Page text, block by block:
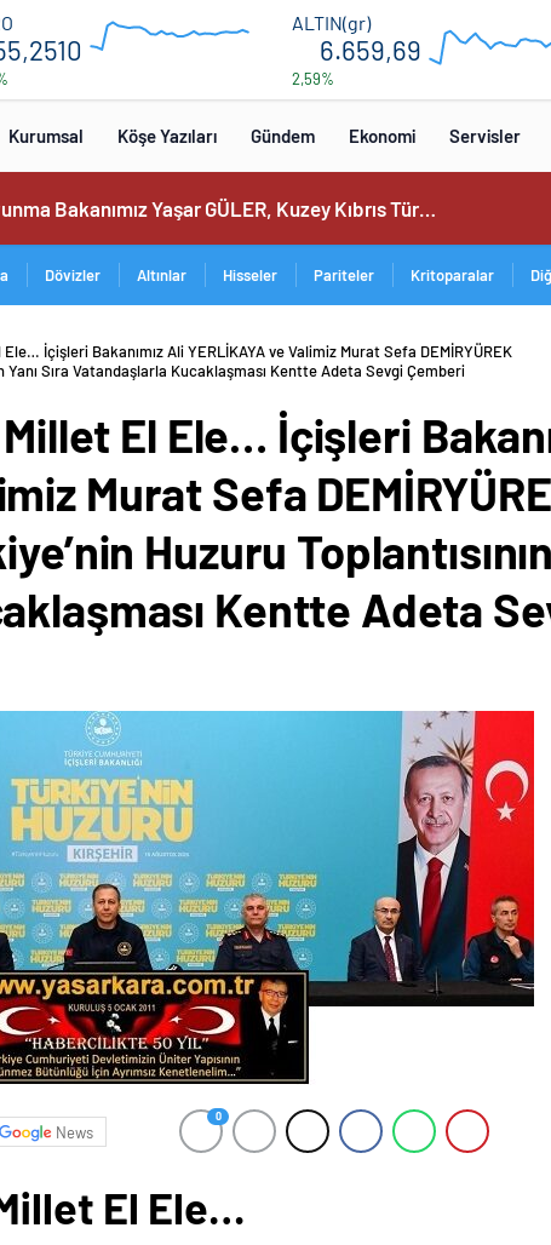
12:00 16:00
ALTIN(gr)
6.659,69
2,59%
12:00
Kurumsal Köşe Yazıları Gündem Ekonomi Servisler
Millî Savunma Bakanımız Yaşar GÜLER, Kuzey Kıbrıs Türk Cumhuriyeti Dışişleri Bakanı Tahsin Ertuğruloğlu ile Bir Araya Geldi…
Dövizler Altınlar Hisseler Pariteler Kritoparalar
Ele… İçişleri Bakanımız Ali YERLİKAYA ve Valimiz Murat Sefa DEMİRYÜREK
Yanı Sıra Vatandaşlarla Kucaklaşması Kentte Adeta Sevgi Çemberi
El Ele… İçişleri
Murat Sefa
Huzuru Toplantısının
Kentte Adeta
News
0
El Ele…